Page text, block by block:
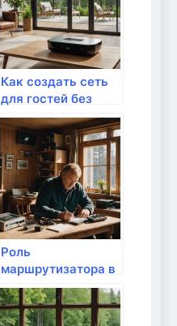
Как создать сеть
для гостей без
доступа к
основной
Роль
маршрутизатора в
умном доме:
основные функции